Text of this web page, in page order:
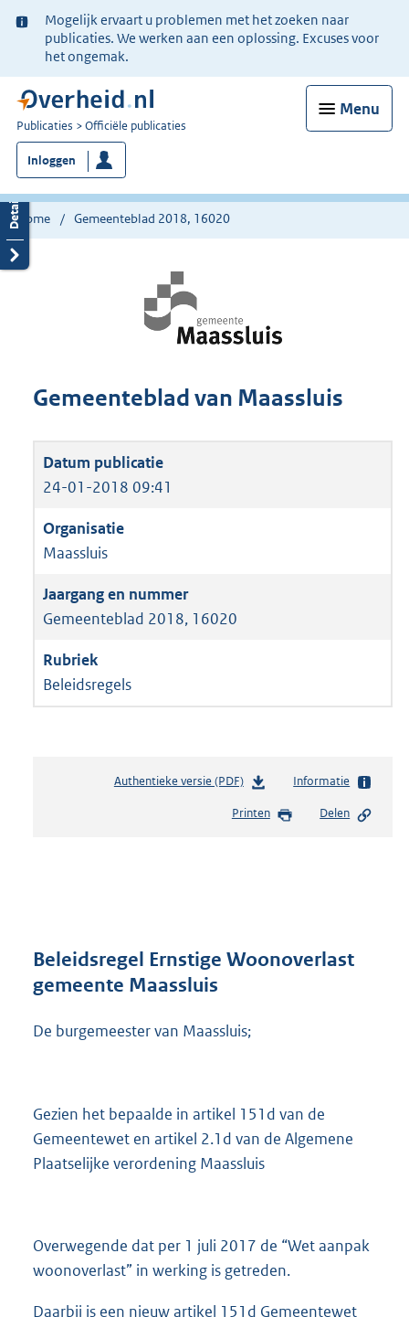
Ter
informatie:
Mogelijk ervaart u problemen met het zoeken naar
publicaties. We werken aan een oplossing. Excuses voor
het ongemak.
Menu
U
bent
nu
hier:
Publicaties Officiële publicaties
Inloggen
Home Gemeenteblad 2018, 16020
Gemeenteblad van Maassluis
24-01-2018 09:41
Maassluis
Gemeenteblad 2018, 16020
Beleidsregels
Authentieke versie (PDF)b
s
r
t
9
K
b
Informatie
Printen Delen
Beleidsregel Ernstige Woonoverlast
gemeente Maassluis
De burgemeester van Maassluis;
Gezien het bepaalde in artikel 151d van de
Gemeentewet en artikel 2.1d van de Algemene
Plaatselijke verordening Maassluis
Overwegende dat per 1 juli 2017 de “Wet aanpak
woonoverlast” in werking is getreden.
Daarbij is een nieuw artikel 151d Gemeentewet